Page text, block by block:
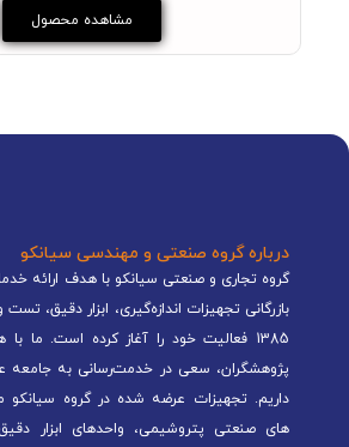
مشاهده محصول
درباره گروه صنعتی و مهندسی سیانکو
گروه تجاری و صنعتی سیانکو با هدف ارائه
بازرگانی تجهیزات اندازه‌گیری، ابزار دقیق،
1385 فعالیت خود را آغاز کرده است. ما
پژوهشگران، سعی در خدمت‌رسانی به جامعه
داریم. تجهیزات عرضه شده در گروه سیانکو
های صنعتی پتروشیمی، واحدهای ابزار